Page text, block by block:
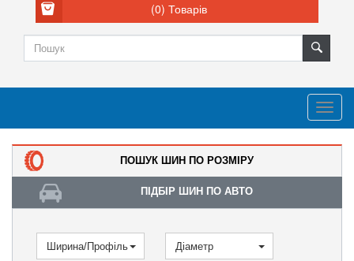
(0) Товарів
ПОШУК ШИН ПО РОЗМІРУ
ПІДБІР ШИН ПО АВТО
Ширина/Профіль Діаметр